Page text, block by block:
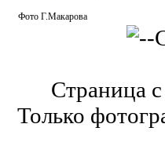
Фото Г.Макарова
Страница
Только